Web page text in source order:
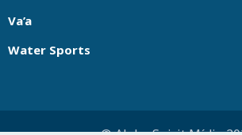
Va’a
Water Sports